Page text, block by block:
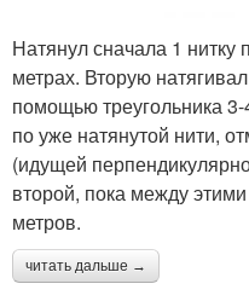
Натянул сначала 1 нитку
метрах. Вторую
помощью треугольника
по уже натянутой нити,
(идущей
второй, пока между
метров.
читать дальше →